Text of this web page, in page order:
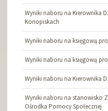
Wyniki naboru na Kierownika
Konopiskach
Wyniki naboru na księgową
Wyniki naboru na księgową
Wyniki naboru na Kierownika
Wyniki naboru na stanowisko
Ośrodka Pomocy Społecznej